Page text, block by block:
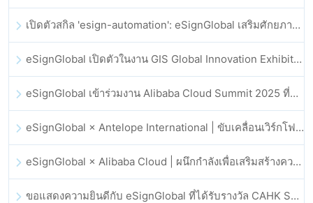
เปิดตัวสกิล 'esign-automation': eSignGlobal เสริมศักยภาพให้ OpenClaw ด้วยลายเซ็นอิเล็กทรอนิกส์อัตโนมัติ
eSignGlobal เปิดตัวในงาน GIS Global Innovation Exhibition 2025
eSignGlobal เข้าร่วมงาน Alibaba Cloud Summit 2025 ที่ฮ่องกง เพื่อขับเคลื่อนนวัตกรรมคลาวด์ที่ขับเคลื่อนด้วย AI และความเชื่อมั่นทางดิจิทัล
eSignGlobal × Antelope International | ขับเคลื่อนเวิร์กโฟลดิจิทัลที่ปลอดภัยและขับเคลื่อนด้วย AI
eSignGlobal × Alibaba Cloud | ผนึกกำลังเพื่อเสริมสร้างความเชื่อมั่นดิจิทัลระดับโลกสำหรับฟินเทค
ขอแสดงความยินดีกับ eSignGlobal ที่ได้รับรางวัล CAHK STAR Award 2025